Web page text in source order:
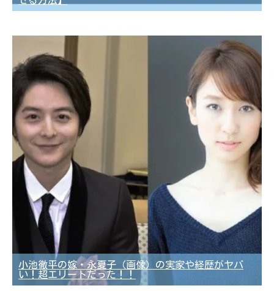
小池徹平の嫁・永夏子（画像）の実家や経歴がヤバ
い！超エリートだった！！